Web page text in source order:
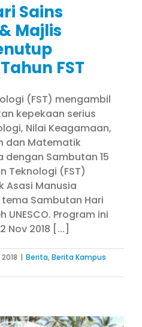
Sains
Majlis
FST
(FST) mengambil
kepekaan serius
Nilai Keagamaan,
dan Matematik
dengan Sambutan 15
Teknologi (FST)
Asasi Manusia
Sambutan Hari
UNESCO. Program ini
Nov 2018 [...]
| Berita,Berita Kampus